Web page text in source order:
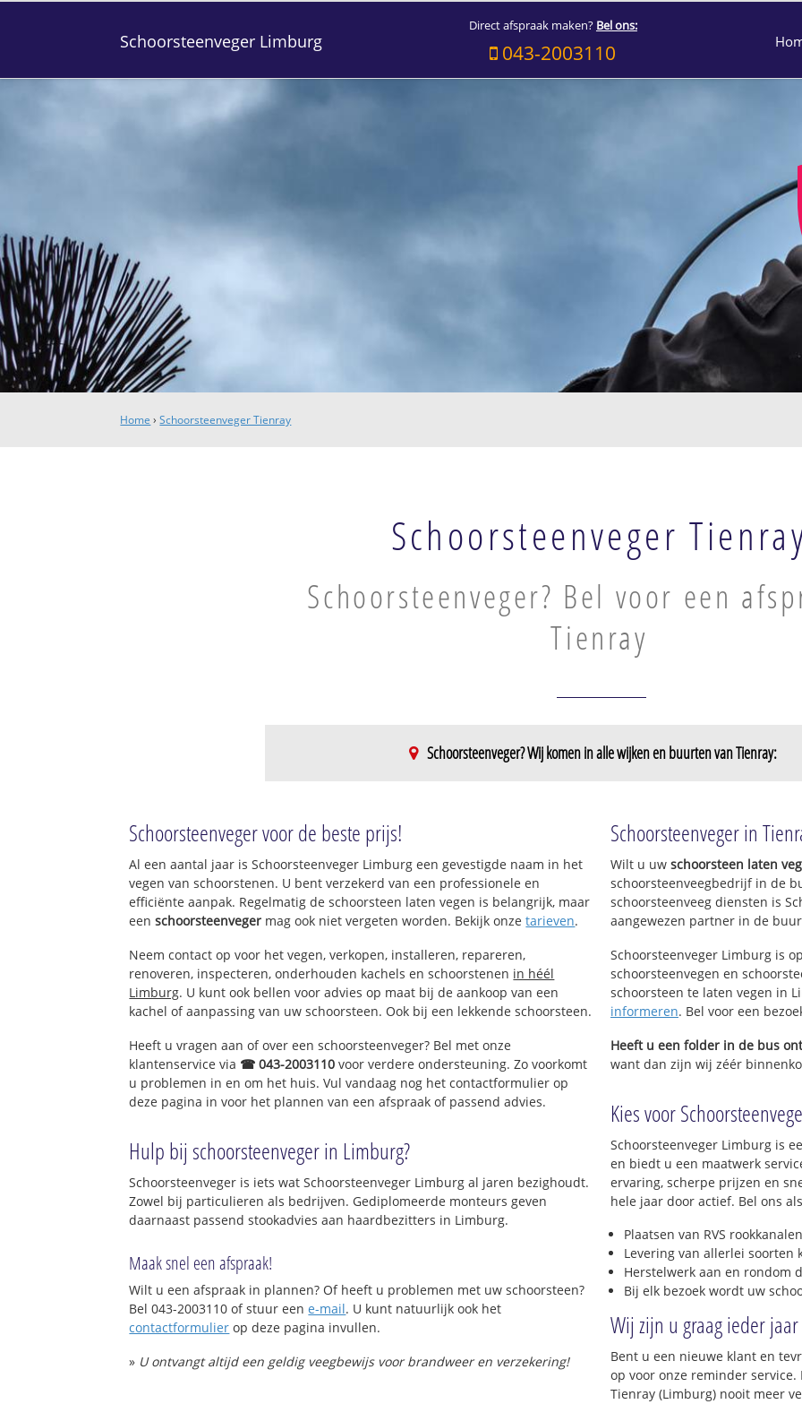
Schoorsteenveger Limburg
Direct afspraak maken? Bel ons:
043-2003110
Home ›Schoorsteenveger Tienray
Schoorsteenveger
Schoorsteenveger? Bel voor een
Tienray
Schoorsteenveger? Wij komen in alle wijken en buurten van Tienray:
Schoorsteenveger voor de beste prijs!
Al een aantal jaar is Schoorsteenveger Limburg een gevestigde naam in het
vegen van schoorstenen. U bent verzekerd van een professionele en
efficiënte aanpak. Regelmatig de schoorsteen laten vegen is belangrijk, maar
eenschoorsteenveger mag ook niet vergeten worden. Bekijk onzetarieven.
Neem contact op voor het vegen, verkopen, installeren, repareren,
renoveren, inspecteren, onderhouden kachels en schoorstenen in héél
Limburg. U kunt ook bellen voor advies op maat bij de aankoop van een
kachel of aanpassing van uw schoorsteen. Ook bij een lekkende schoorsteen.
Heeft u vragen aan of over een schoorsteenveger? Bel met onze
klantenservice via ☎ 043-2003110 voor verdere ondersteuning. Zo voorkomt
u problemen in en om het huis. Vul vandaag nog het contactformulier op
deze pagina in voor het plannen van een afspraak of passend advies.
Hulp bij schoorsteenveger in Limburg?
Schoorsteenveger is iets wat Schoorsteenveger Limburg al jaren bezighoudt.
Zowel bij particulieren als bedrijven. Gediplomeerde monteurs geven
daarnaast passend stookadvies aan haardbezitters in Limburg.
Maak snel een afspraak!
Wilt u een afspraak in plannen? Of heeft u problemen met uw schoorsteen?
Bel 043-2003110 of stuur eene-mail. U kunt natuurlijk ook het
contactformulier op deze pagina invullen.
» U ontvangt altijd een geldig veegbewijs voor brandweer en verzekering!
Schoorsteenveger in
Wilt u uw schoorsteen laten
schoorsteenveegbedrijf in de
schoorsteenveeg diensten is
aangewezen partner in de
Schoorsteenveger Limburg is
schoorsteenvegen en
schoorsteen te laten vegen in
informeren. Bel voor een
Heeft u een folder in de bus
want dan zijn wij zéér
Kies voor
Schoorsteenveger Limburg is
en biedt u een maatwerk
ervaring, scherpe prijzen en
hele jaar door actief. Bel ons
Plaatsen van RVS
Levering van allerlei soorten
Herstelwerk aan en rondom
Bij elk bezoek wordt uw
Wij zijn u graag ieder
Bent u een nieuwe klant en
op voor onze reminder
Tienray (Limburg) nooit meer